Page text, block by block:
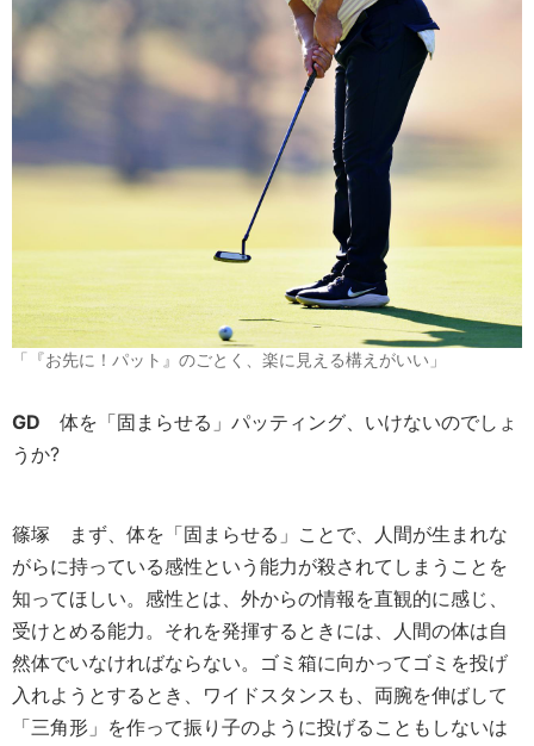
「『お先に！パット』のごとく、楽に見える構えがいい」
GD 体を「固まらせる」パッティング、いけないのでしょ
うか?
篠塚 まず、体を「固まらせる」ことで、人間が生まれな
がらに持っている感性という能力が殺されてしまうことを
知ってほしい。感性とは、外からの情報を直観的に感じ、
受けとめる能力。それを発揮するときには、人間の体は自
然体でいなければならない。ゴミ箱に向かってゴミを投げ
入れようとするとき、ワイドスタンスも、両腕を伸ばして
「三角形」を作って振り子のように投げることもしないは